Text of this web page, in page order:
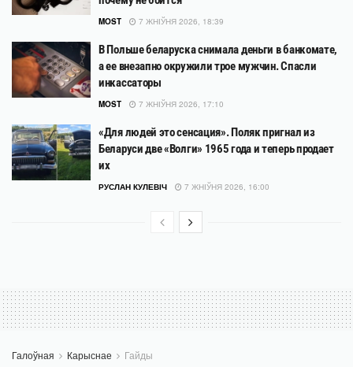
MOST 7 ЖНІЎНЯ 2026, 18:39
В Польше беларуска снимала деньги в банкомате,
а ее внезапно окружили трое мужчин. Спасли
инкассаторы
MOST 7 ЖНІЎНЯ 2026, 17:10
«Для людей это сенсация». Поляк пригнал из
Беларуси две «Волги» 1965 года и теперь продает
их
РУСЛАН КУЛЕВІЧ 7 ЖНІЎНЯ 2026, 16:00
Галоўная Карыснае Гайды